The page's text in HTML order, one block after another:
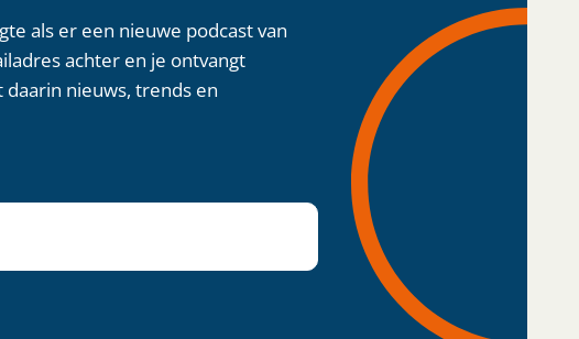
als er een nieuwe podcast van
achter en je ontvangt
nieuws, trends en